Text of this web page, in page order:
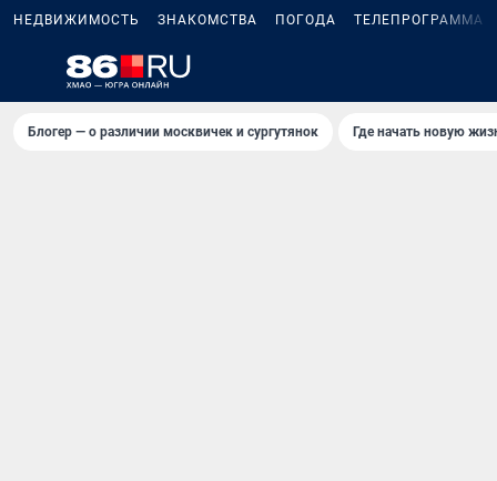
НЕДВИЖИМОСТЬ ЗНАКОМСТВА ПОГОДА ТЕЛЕПРОГРАММА
Блогер — о различии москвичек и сургутянок Где начать новую